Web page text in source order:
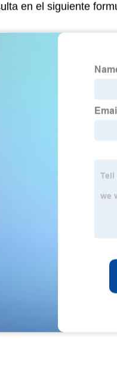
en el siguiente